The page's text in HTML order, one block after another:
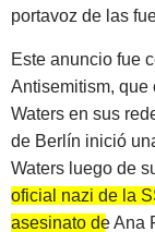
portavoz de las
Este anuncio fue
Antisemitism, que
Waters en sus
de Berlín inició
Waters luego de
oficial nazi de la
asesinato de Ana